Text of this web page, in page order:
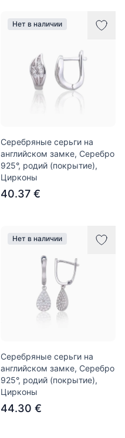
Нет в наличии
Серебряные серьги на
английском замке, Серебро
925°, родий (покрытие),
Цирконы
40.37 €
Нет в наличии
Серебряные серьги на
английском замке, Серебро
925°, родий (покрытие),
Цирконы
44.30 €